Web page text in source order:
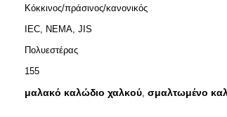
Κόκκινος/πράσινος/κανονικός
IEC, NEMA, JIS
Πολυεστέρας
155
μαλακό καλώδιο χαλκού, σμαλτωμένο